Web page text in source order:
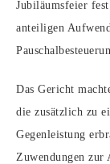
Jubiläumsfeier
anteiligen
Das Gericht
die zusätzlich zu
Gegenleistung
Zuwendungen zur